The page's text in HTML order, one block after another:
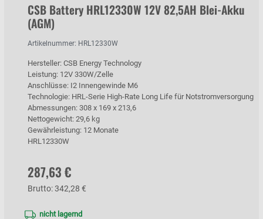
CSB Battery HRL12330W 12V 82,5AH Blei-Akku
(AGM)
Artikelnummer: HRL12330W
Hersteller: CSB Energy Technology
Leistung: 12V 330W/Zelle
Anschlüsse: I2 Innengewinde M6
Technologie: HRL-Serie High-Rate Long Life für Notstromversorgung
Abmessungen: 308 x 169 x 213,6
Nettogewicht: 29,6 kg
Gewährleistung: 12 Monate
HRL12330W
287,63 €
Brutto: 342,28 €
nicht lagernd